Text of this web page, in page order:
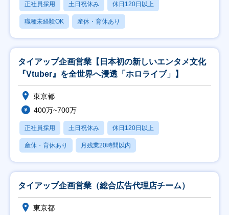
正社員採用 土日祝休み 休日120日以上
職種未経験OK 産休・育休あり
タイアップ企画営業【日本初の新しいエンタメ文化
『Vtuber』を全世界へ浸透「ホロライブ」】
東京都
400万~700万
正社員採用 土日祝休み 休日120日以上
産休・育休あり 月残業20時間以内
タイアップ企画営業（総合広告代理店チーム）
東京都